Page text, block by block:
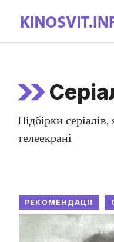
вмісту
Підбірки
телеекрані
РЕКОМЕНДАЦІЇ